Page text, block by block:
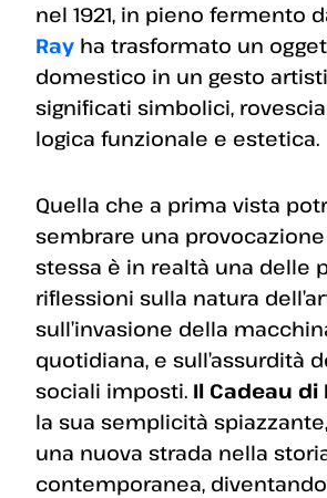
nel 1921, in pieno fermento
Ray ha trasformato un
domestico in un gesto
significati simbolici,
logica funzionale e estetica.
Quella che a prima vista
sembrare una
stessa è in realtà una delle
riflessioni sulla natura
sull’invasione della
quotidiana, e sull’assurdità
sociali imposti. Il Cadeau di
la sua semplicità
una nuova strada nella
contemporanea,